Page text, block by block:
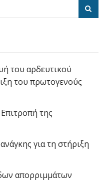
του αρδευτικού
του πρωτογενούς
της
για τη στήριξη
απορριμμάτων